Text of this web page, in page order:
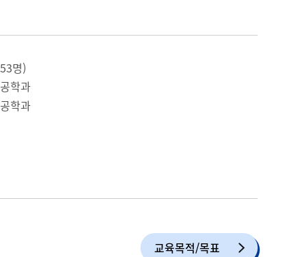
명)
학과
학과
교육목적/목표